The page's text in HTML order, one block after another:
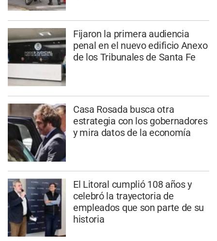
Fijaron la primera audiencia
penal en el nuevo edificio Anexo
de los Tribunales de Santa Fe
Casa Rosada busca otra
estrategia con los gobernadores
y mira datos de la economía
El Litoral cumplió 108 años y
celebró la trayectoria de
empleados que son parte de su
historia